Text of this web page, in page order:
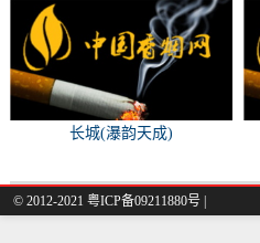
长城(瀑韵天成)
© 2012-2021 粤ICP备09211880号 |